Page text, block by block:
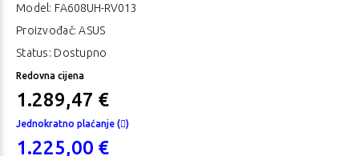
Model: FA608UH-RV013
Proizvođač: ASUS
Status: Dostupno
Redovna cijena
1.289,47 €
Jednokratno plaćanje ( )
1.225,00 €